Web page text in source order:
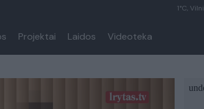
1°C,
Projektai Laidos Videoteka